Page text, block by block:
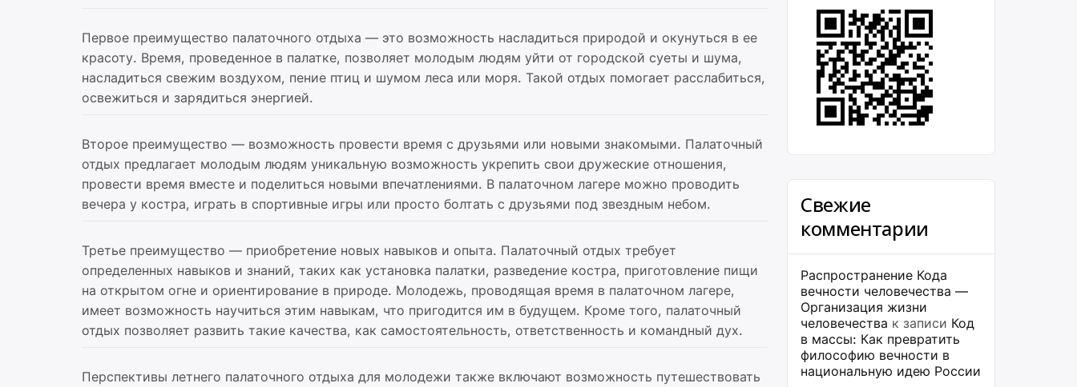
Первое преимущество палаточного отдыха — это возможность насладиться природой и окунуться в ее
красоту. Время, проведенное в палатке, позволяет молодым людям уйти от городской суеты и шума,
насладиться свежим воздухом, пение птиц и шумом леса или моря. Такой отдых помогает расслабиться,
освежиться и зарядиться энергией.
Второе преимущество — возможность провести время с друзьями или новыми знакомыми. Палаточный
отдых предлагает молодым людям уникальную возможность укрепить свои дружеские отношения,
провести время вместе и поделиться новыми впечатлениями. В палаточном лагере можно проводить
вечера у костра, играть в спортивные игры или просто болтать с друзьями под звездным небом.
Третье преимущество — приобретение новых навыков и опыта. Палаточный отдых требует
определенных навыков и знаний, таких как установка палатки, разведение костра, приготовление пищи
на открытом огне и ориентирование в природе. Молодежь, проводящая время в палаточном лагере,
имеет возможность научиться этим навыкам, что пригодится им в будущем. Кроме того, палаточный
отдых позволяет развить такие качества, как самостоятельность, ответственность и командный дух.
Перспективы летнего палаточного отдыха для молодежи также включают возможность путешествовать
Свежие
комментарии
Распространение Кода
вечности человечества —
Организация жизни
человечества к записи Код
в массы: Как превратить
философию вечности в
национальную идею России